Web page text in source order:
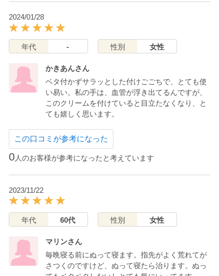
2024/01/28
年代 - 性別 女性
かきあんさん
ベタ付かずサラッとした付けごごちで、とても使
い易い。私の手は、血管が浮き出てるんですが、
このクリームを付けていると目立たなくなり、と
ても嬉しく思います。
この口コミが参考になった
0人のお客様が参考になったと考えています
2023/11/22
年代 60代 性別 女性
マリンさん
毎晩寝る前にぬって寝ます。指先がよく荒れてが
さつくのですけど、ぬって寝たら治ります。ぬっ